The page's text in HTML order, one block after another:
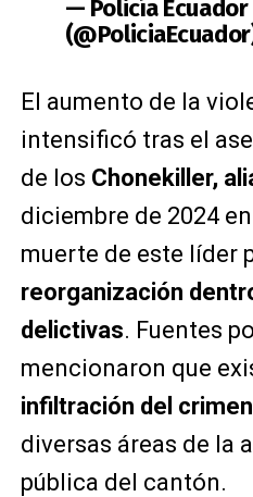
— Policía Ecuador
El aumento de la
intensificó tras el
de los Chonekiller,
diciembre de 2024
muerte de este líder
reorganización
delictivas. Fuentes
mencionaron que
infiltración del
diversas áreas de la
pública del cantón.